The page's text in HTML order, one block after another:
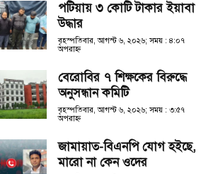
পটিয়ায় ৩ কোটি টাকার ইয়াবা
উদ্ধার
বৃহস্পতিবার, আগস্ট ৬, ২০২৬; সময় : ৪:০৭
অপরাহ্ণ
বেরোবির ৭ শিক্ষকের বিরুদ্ধে
অনুসন্ধান কমিটি
বৃহস্পতিবার, আগস্ট ৬, ২০২৬; সময় : ৩:৫৭
অপরাহ্ণ
জামায়াত-বিএনপি যোগ হইছে,
মারো না কেন ওদের